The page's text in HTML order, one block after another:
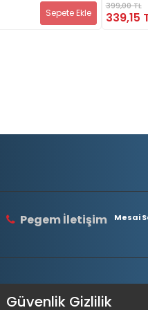
Sepete Ekle
399,00 TL
339,15
Pegem İletişim Mesai
Güvenlik Gizlilik